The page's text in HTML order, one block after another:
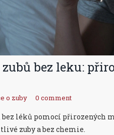
bez leku:
o zuby 0 comment
léků pomocí přirozených
zuby a bez chemie.